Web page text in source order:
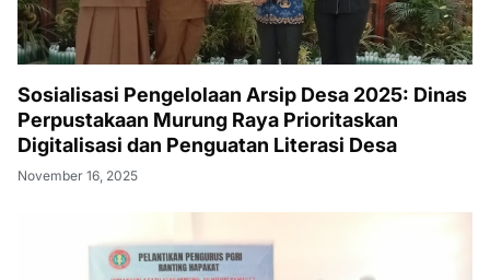
Sosialisasi Pengelolaan Arsip Desa 2025: Dinas
Perpustakaan Murung Raya Prioritaskan
Digitalisasi dan Penguatan Literasi Desa
November 16, 2025